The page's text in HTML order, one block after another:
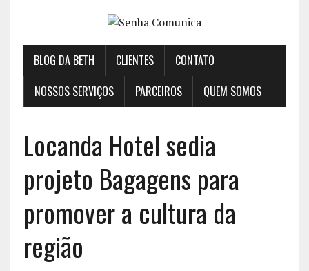
BLOG DA BETH CLIENTES
CONTATO
NOSSOS SERVIÇOS
PARCEIROS QUEM SOMOS
Locanda Hotel sedia
projeto Bagagens para
promover a cultura da
região